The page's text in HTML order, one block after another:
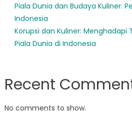
Piala Dunia dan Budaya Kuliner:
Indonesia
Korupsi dan Kuliner:
Piala Dunia di Indonesia
Recent
No comments to show.